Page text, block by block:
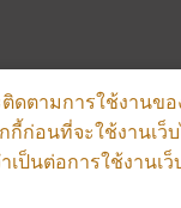
ติดตามการใช้งานข
ก่อนที่จะใช้งานเว็
ป็นต่อการใช้งานเว็